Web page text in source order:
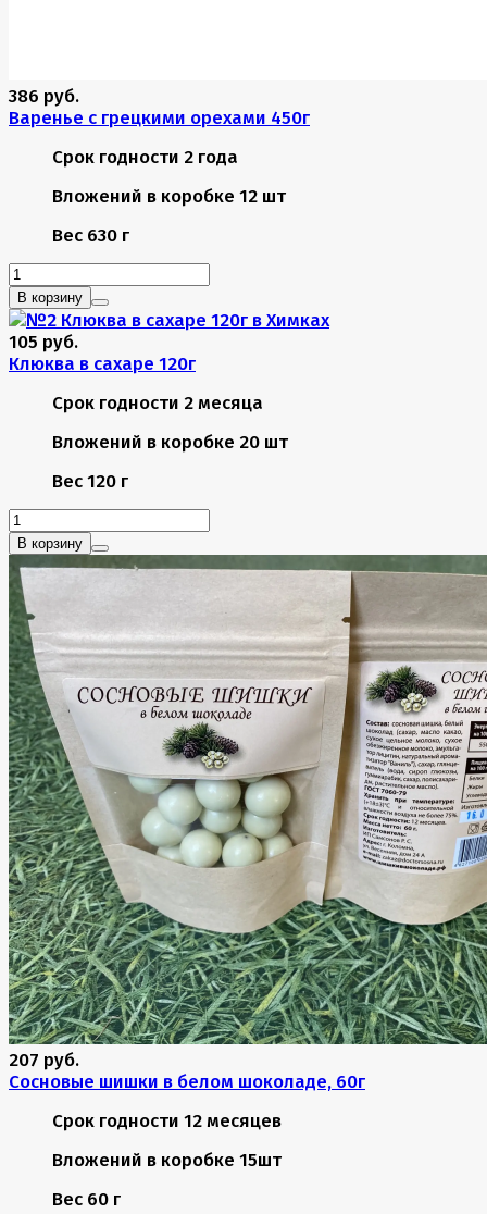
386 руб.
Варенье с грецкими орехами 450г
Срок годности 2 года
Вложений в коробке 12 шт
Вес 630 г
В корзину
105 руб.
Клюква в сахаре 120г
Срок годности 2 месяца
Вложений в коробке 20 шт
Вес 120 г
В корзину
207 руб.
Сосновые шишки в белом шоколаде, 60г
Срок годности 12 месяцев
Вложений в коробке 15шт
Вес 60 г